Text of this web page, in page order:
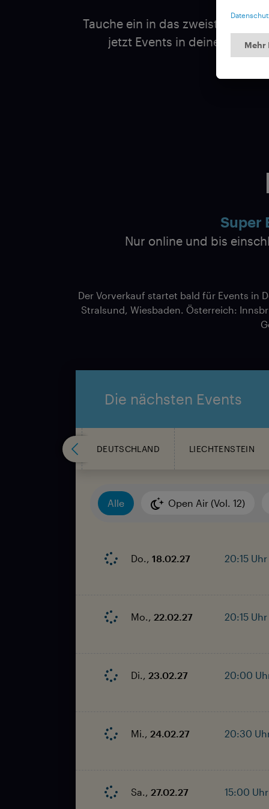
Tauche ein in das
jetzt Events in deiner Stadt
Super
Nur online und bis
Der Vorverkauf startet bald für Events in
Stralsund, Wiesbaden. Österreich:
Die nächsten Events
BELGIEN DEUTSCHLAND LIECHTENSTEIN
Alle Open Air (Vol. 12)
Do., 18.02.27 20:15 Uhr
Mo., 22.02.27 20:15 Uhr
Di., 23.02.27 20:00
Mi., 24.02.27 20:30
Sa., 27.02.27 15:00 Uhr